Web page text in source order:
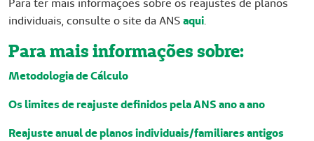
Para ter mais informações sobre os reajustes de planos
individuais, consulte o site da ANSaqui.
Para mais informações sobre:
Metodologia de Cálculo
Os limites de reajuste definidos pela ANS ano a ano
Reajuste anual de planos individuais/familiares antigos